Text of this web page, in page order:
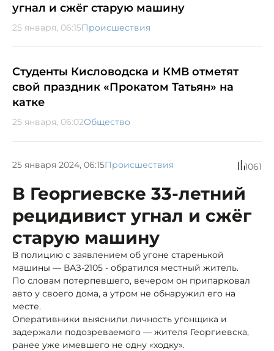
угнал и сжёг старую машину
25 января, 06:15Происшествия
Студенты Кисловодска и КМВ отметят
свой праздник «Прокатом Татьян» на
катке
25 января, 06:02Общество
25 января 2024, 06:15Происшествия 1061
В Георгиевске 33-летний
рецидивист угнал и сжёг
старую машину
В полицию с заявлением об угоне старенькой
машины — ВАЗ-2105 - обратился местный житель.
По словам потерпевшего, вечером он припарковал
авто у своего дома, а утром не обнаружил его на
месте.
Оперативники выяснили личность угонщика и
задержали подозреваемого — жителя Георгиевска,
ранее уже имевшего не одну «ходку».